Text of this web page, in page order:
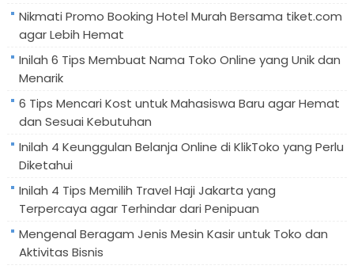
Nikmati Promo Booking Hotel Murah Bersama tiket.com
agar Lebih Hemat
Inilah 6 Tips Membuat Nama Toko Online yang Unik dan
Menarik
6 Tips Mencari Kost untuk Mahasiswa Baru agar Hemat
dan Sesuai Kebutuhan
Inilah 4 Keunggulan Belanja Online di KlikToko yang Perlu
Diketahui
Inilah 4 Tips Memilih Travel Haji Jakarta yang
Terpercaya agar Terhindar dari Penipuan
Mengenal Beragam Jenis Mesin Kasir untuk Toko dan
Aktivitas Bisnis